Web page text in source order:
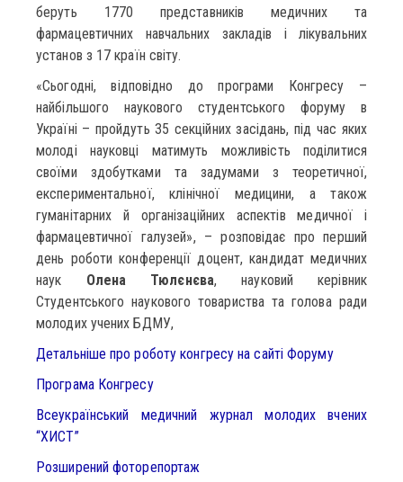
беруть 1770 представників медичних та
фармацевтичних навчальних закладів і лікувальних
установ з 17 країн світу.
«Сьогодні, відповідно до програми Конгресу –
найбільшого наукового студентського форуму в
Україні – пройдуть 35 секційних засідань, під час яких
молоді науковці матимуть можливість поділитися
своїми здобутками та задумами з теоретичної,
експериментальної, клінічної медицини, а також
гуманітарних й організаційних аспектів медичної і
фармацевтичної галузей», – розповідає про перший
день роботи конференції доцент, кандидат медичних
наук Олена Тюлєнєва, науковий керівник
Студентського наукового товариства та голова ради
молодих учених БДМУ,
Детальніше про роботу конгресу на сайті Форуму
Програма Конгресу
Всеукраїнський медичний журнал молодих вчених
“ХИСТ”
Розширений фоторепортаж